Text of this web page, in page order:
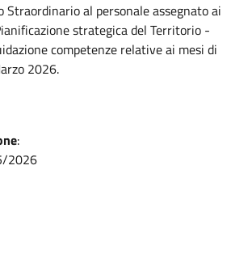
al personale assegnato ai
strategica del Territorio -
competenze relative ai mesi di
2026.
:
2026